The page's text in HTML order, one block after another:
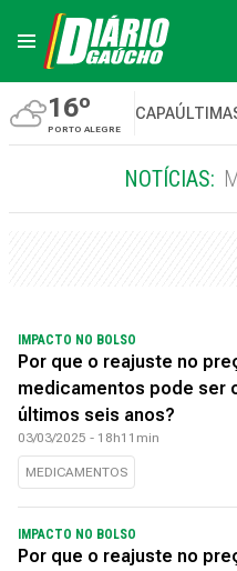
16º
PORTO ALEGRE
CAPA
NOTÍCIAS:
IMPACTO NO BOLSO
Por que o reajuste no
medicamentos pode ser
últimos seis anos?
03/03/2025 - 18h11min
MEDICAMENTOS
IMPACTO NO BOLSO
Por que o reajuste no